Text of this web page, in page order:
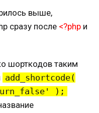
выше,
сразу после <?php и
шорткодов таким
add_shortcode(
);